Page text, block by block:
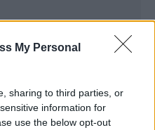
My Personal
sharing to third parties, or
information for
use the below opt-out